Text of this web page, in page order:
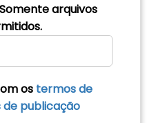
arquivos
os termos de
de publicação